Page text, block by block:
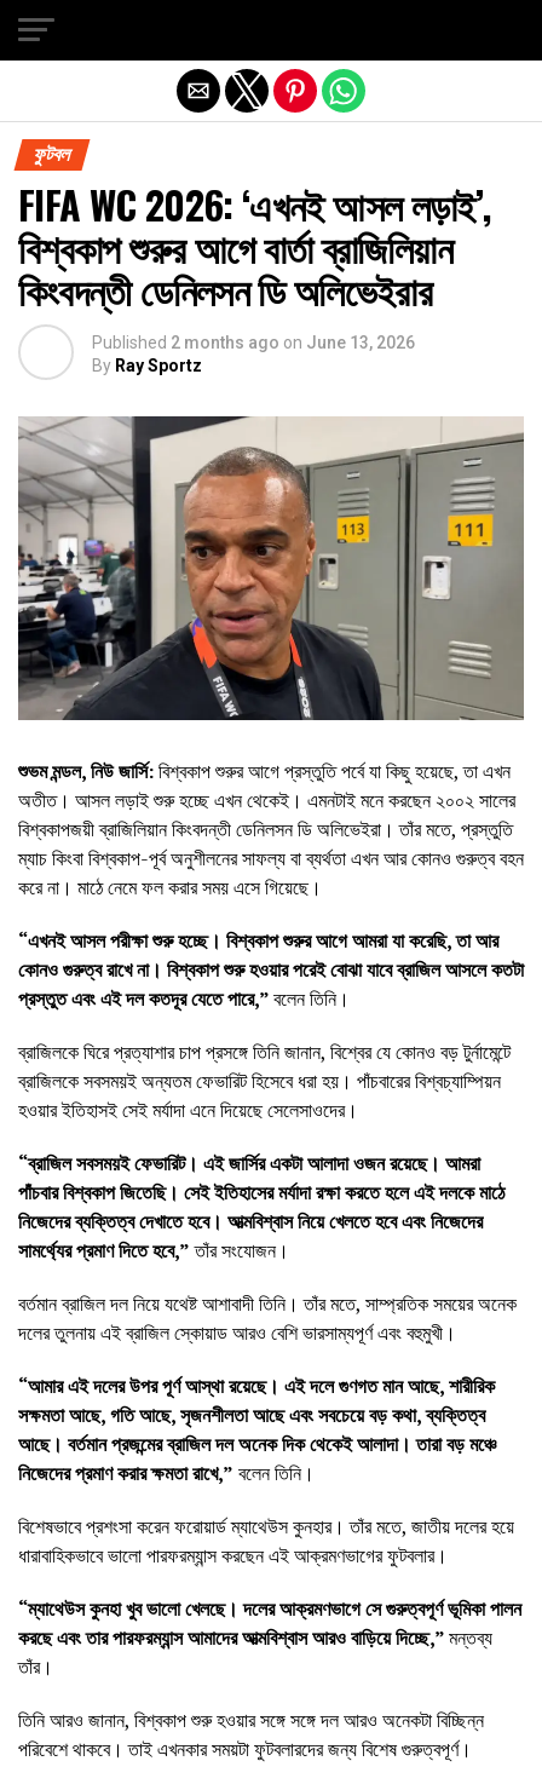
ফুটবল
FIFA WC 2026: ‘এখনই আসল লড়াই’,
বিশ্বকাপ শুরুর আগে বার্তা ব্রাজিলিয়ান
কিংবদন্তী ডেনিলসন ডি অলিভেইরার
Published 2 months ago on June 13, 2026
By Ray Sportz
শুভম মন্ডল, নিউ জার্সি:বিশ্বকাপ শুরুর আগে প্রস্তুতি পর্বে যা কিছু হয়েছে, তা এখন
অতীত। আসল লড়াই শুরু হচ্ছে এখন থেকেই। এমনটাই মনে করছেন ২০০২ সালের
বিশ্বকাপজয়ী ব্রাজিলিয়ান কিংবদন্তী ডেনিলসন ডি অলিভেইরা। তাঁর মতে, প্রস্তুতি
ম্যাচ কিংবা বিশ্বকাপ-পূর্ব অনুশীলনের সাফল্য বা ব্যর্থতা এখন আর কোনও গুরুত্ব বহন
করে না। মাঠে নেমে ফল করার সময় এসে গিয়েছে।
“এখনই আসল পরীক্ষা শুরু হচ্ছে। বিশ্বকাপ শুরুর আগে আমরা যা করেছি, তা আর
কোনও গুরুত্ব রাখে না। বিশ্বকাপ শুরু হওয়ার পরেই বোঝা যাবে ব্রাজিল আসলে কতটা
প্রস্তুত এবং এই দল কতদূর যেতে পারে,”বলেন তিনি।
ব্রাজিলকে ঘিরে প্রত্যাশার চাপ প্রসঙ্গে তিনি জানান, বিশ্বের যে কোনও বড় টুর্নামেন্টে
ব্রাজিলকে সবসময়ই অন্যতম ফেভারিট হিসেবে ধরা হয়। পাঁচবারের বিশ্বচ্যাম্পিয়ন
হওয়ার ইতিহাসই সেই মর্যাদা এনে দিয়েছে সেলেসাওদের।
“ব্রাজিল সবসময়ই ফেভারিট। এই জার্সির একটা আলাদা ওজন রয়েছে। আমরা
পাঁচবার বিশ্বকাপ জিতেছি। সেই ইতিহাসের মর্যাদা রক্ষা করতে হলে এই দলকে মাঠে
নিজেদের ব্যক্তিত্ব দেখাতে হবে। আত্মবিশ্বাস নিয়ে খেলতে হবে এবং নিজেদের
সামর্থ্যের প্রমাণ দিতে হবে,”তাঁর সংযোজন।
বর্তমান ব্রাজিল দল নিয়ে যথেষ্ট আশাবাদী তিনি। তাঁর মতে, সাম্প্রতিক সময়ের অনেক
দলের তুলনায় এই ব্রাজিল স্কোয়াড আরও বেশি ভারসাম্যপূর্ণ এবং বহুমুখী।
“আমার এই দলের উপর পূর্ণ আস্থা রয়েছে। এই দলে গুণগত মান আছে, শারীরিক
সক্ষমতা আছে, গতি আছে, সৃজনশীলতা আছে এবং সবচেয়ে বড় কথা, ব্যক্তিত্ব
আছে। বর্তমান প্রজন্মের ব্রাজিল দল অনেক দিক থেকেই আলাদা। তারা বড় মঞ্চে
নিজেদের প্রমাণ করার ক্ষমতা রাখে,” বলেন তিনি।
বিশেষভাবে প্রশংসা করেন ফরোয়ার্ড ম্যাথেউস কুনহার। তাঁর মতে, জাতীয় দলের হয়ে
ধারাবাহিকভাবে ভালো পারফরম্যান্স করছেন এই আক্রমণভাগের ফুটবলার।
“ম্যাথেউস কুনহা খুব ভালো খেলছে। দলের আক্রমণভাগে সে গুরুত্বপূর্ণ ভূমিকা পালন
করছে এবং তার পারফরম্যান্স আমাদের আত্মবিশ্বাস আরও বাড়িয়ে দিচ্ছে,”মন্তব্য
তাঁর।
তিনি আরও জানান, বিশ্বকাপ শুরু হওয়ার সঙ্গে সঙ্গে দল আরও অনেকটা বিচ্ছিন্ন
পরিবেশে থাকবে। তাই এখনকার সময়টা ফুটবলারদের জন্য বিশেষ গুরুত্বপূর্ণ।